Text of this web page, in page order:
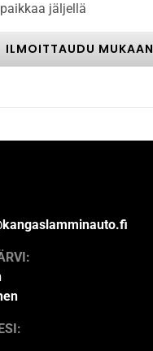
jäljellä
ILMOITTAUDU MUKAAN